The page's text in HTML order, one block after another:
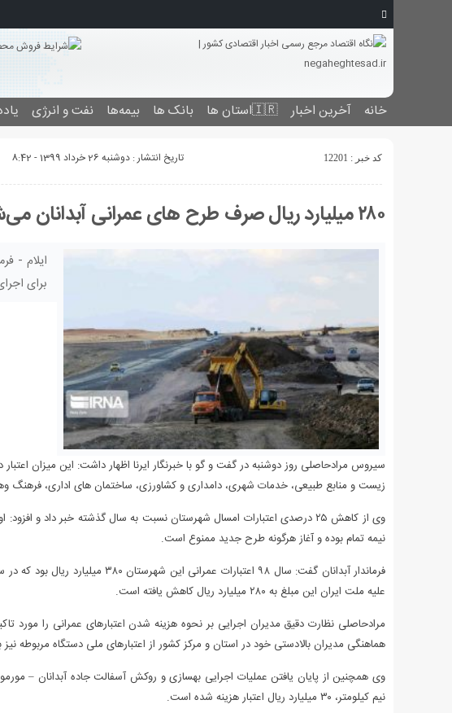
خانه آخرین اخبار 🇮🇷استان ‌ها بانک ها بیمه‌ها نفت و انرژی
کد خبر : 12201 تاریخ انتشار : دوشنبه 26 خرداد 1399 - 8:42
۲۸۰ میلیارد ریال صرف طرح های عمرانی آبدانان می‌شود
برای اجرای ۴۳ طرح و پروژه در این شهرستان
سیروس مرادحاصلی روز دوشنبه در گفت و گو با خبرنگار ایرنا اظهار داشت: این میزان
زیست و منابع طبیعی، خدمات شهری، دامداری و کشاورزی، ساختمان های اداری،
وی از کاهش ۲۵ درصدی اعتبارات امسال شهرستان نسبت به سال گذشته خبر داد و
نیمه تمام بوده و آغاز هرگونه طرح جدید ممنوع است.
فرماندار آبدانان گفت: سال ۹۸
علیه ملت ایران این مبلغ به ۲۸۰ میلیارد ریال کاهش یافته است.
مرادحاصلی نظارت دقیق مدیران اجرایی بر نحوه هزینه شدن اعتبارهای عمرانی را مورد
هماهنگی مدیران بالادستی خود در استان و مرکز کشور از اعتبارهای ملی دستگاه مربوطه نیز
وی همچنین از پایان یافتن عملیات اجرایی بهسازی و روکش آسفالت جاده آبدانان –
نیم کیلومتر، ۳۰ میلیارد ریال اعتبار هزینه شده است.